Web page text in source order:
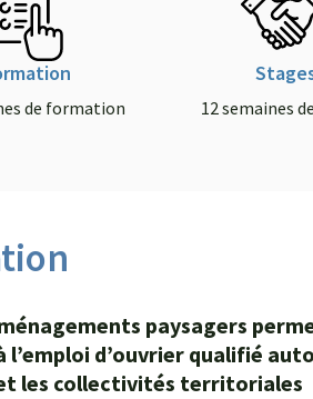
de formation 12 semaines
paysagers
d’ouvrier qualifié
les collectivités territoriales
4 nouvelles
pour s'épanouir
l'Aude
Lire l'article